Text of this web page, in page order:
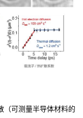
（可测量半导体材料的